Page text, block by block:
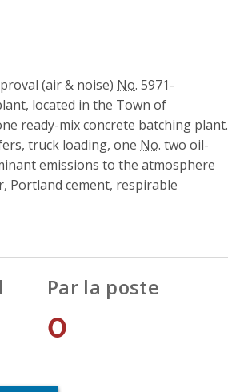
(air & noise) No. 5971-
located in the Town of
ready-mix concrete batching plant.
truck loading, one No. two oil-
emissions to the atmosphere
Portland cement, respirable
Par la poste
0